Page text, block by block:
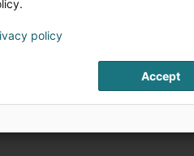
unsere Studios Fotos/Videos
ehrliche Emotionen und
policy
Accept